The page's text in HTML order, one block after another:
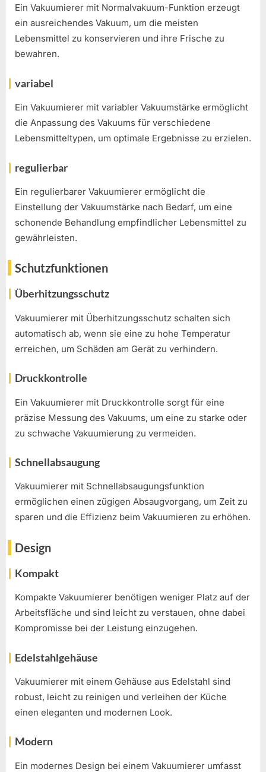
Ein Vakuumierer mit Normalvakuum-Funktion erzeugt
ein ausreichendes Vakuum, um die meisten
Lebensmittel zu konservieren und ihre Frische zu
bewahren.
variabel
Ein Vakuumierer mit variabler Vakuumstärke ermöglicht
die Anpassung des Vakuums für verschiedene
Lebensmitteltypen, um optimale Ergebnisse zu erzielen.
regulierbar
Ein regulierbarer Vakuumierer ermöglicht die
Einstellung der Vakuumstärke nach Bedarf, um eine
schonende Behandlung empfindlicher Lebensmittel zu
gewährleisten.
Schutzfunktionen
Überhitzungsschutz
Vakuumierer mit Überhitzungsschutz schalten sich
automatisch ab, wenn sie eine zu hohe Temperatur
erreichen, um Schäden am Gerät zu verhindern.
Druckkontrolle
Ein Vakuumierer mit Druckkontrolle sorgt für eine
präzise Messung des Vakuums, um eine zu starke oder
zu schwache Vakuumierung zu vermeiden.
Schnellabsaugung
Vakuumierer mit Schnellabsaugungsfunktion
ermöglichen einen zügigen Absaugvorgang, um Zeit zu
sparen und die Effizienz beim Vakuumieren zu erhöhen.
Design
Kompakt
Kompakte Vakuumierer benötigen weniger Platz auf der
Arbeitsfläche und sind leicht zu verstauen, ohne dabei
Kompromisse bei der Leistung einzugehen.
Edelstahlgehäuse
Vakuumierer mit einem Gehäuse aus Edelstahl sind
robust, leicht zu reinigen und verleihen der Küche
einen eleganten und modernen Look.
Modern
Ein modernes Design bei einem Vakuumierer umfasst